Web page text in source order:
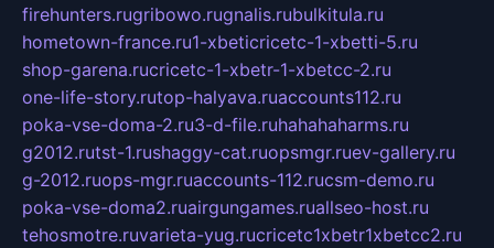
firehunters.rugribowo.rugnalis.rubulkitula.ru
hometown-france.ru1-xbeticricetc-1-xbetti-5.ru
shop-garena.rucricetc-1-xbetr-1-xbetcc-2.ru
one-life-story.rutop-halyava.ruaccounts112.ru
poka-vse-doma-2.ru3-d-file.ruhahahaharms.ru
g2012.rutst-1.rushaggy-cat.ruopsmgr.ruev-gallery.ru
g-2012.ruops-mgr.ruaccounts-112.rucsm-demo.ru
poka-vse-doma2.ruairgungames.ruallseo-host.ru
tehosmotre.ruvarieta-yug.rucricetc1xbetr1xbetcc2.ru